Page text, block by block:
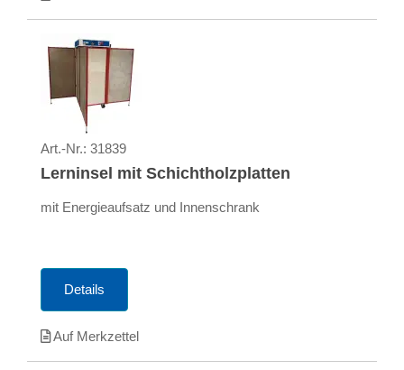
Art.-Nr.: 31839
Lerninsel mit Schichtholzplatten
mit Energieaufsatz und Innenschrank
Details
Auf Merkzettel